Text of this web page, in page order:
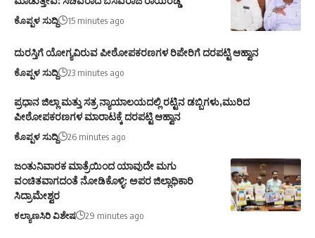
ಕೊಪ್ಪಳ ಸುದ್ದಿ 15 minutes ago
ದುರಸ್ತಿಗೆ ಯೋಗ್ಯವಿರುವ ಪೀಠೋಪಕರಣಗಳ ರಿಪೇರಿಗೆ ದರಪಟ್ಟಿ ಆಹ್ವಾನ
ಕೊಪ್ಪಳ ಸುದ್ದಿ 23 minutes ago
ಪ್ರಧಾನ ಜಿಲ್ಲಾ ಮತ್ತು ಸತ್ರ ನ್ಯಾಯಾಲಯದಲ್ಲಿ ರಟ್ಟಿನ ಡಬ್ಬಿಗಳು,ಮುರಿದ
ಪೀಠೋಪಕರಣಗಳ ಮಾರಾಟಕ್ಕೆ ದರಪಟ್ಟಿ ಆಹ್ವಾನ
ಕೊಪ್ಪಳ ಸುದ್ದಿ 26 minutes ago
ಜಂತುನಿವಾರಕ ಮಾತ್ರೆಯಿಂದ ಯಾವುದೇ ಮಗು
ವಂಚಿತವಾಗದಂತೆ ನೋಡಿಕೊಳ್ಳಿ: ಅಪರ ಜಿಲ್ಲಾಧಿಕಾರಿ
ಸಿದ್ರಾಮೇಶ್ವರ
ಕಲ್ಯಾಣಸಿರಿ ವಿಶೇಷ 29 minutes ago